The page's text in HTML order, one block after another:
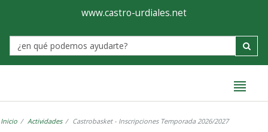
Ayuntamiento
de
Castro-
www.castro-urdiales.net
Label
Inicio Actividades Castrobasket - Inscripciones Temporada 2026/2027